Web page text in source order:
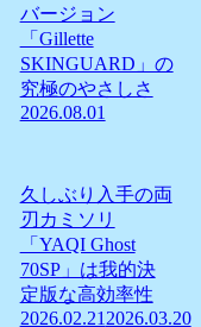
バージョン
「Gillette
SKINGUARD」の
究極のやさしさ
2026.08.01
久しぶり入手の両
刃カミソリ
「YAQI Ghost
70SP」は我的決
定版な高効率性
2026.02.21 2026.03.20